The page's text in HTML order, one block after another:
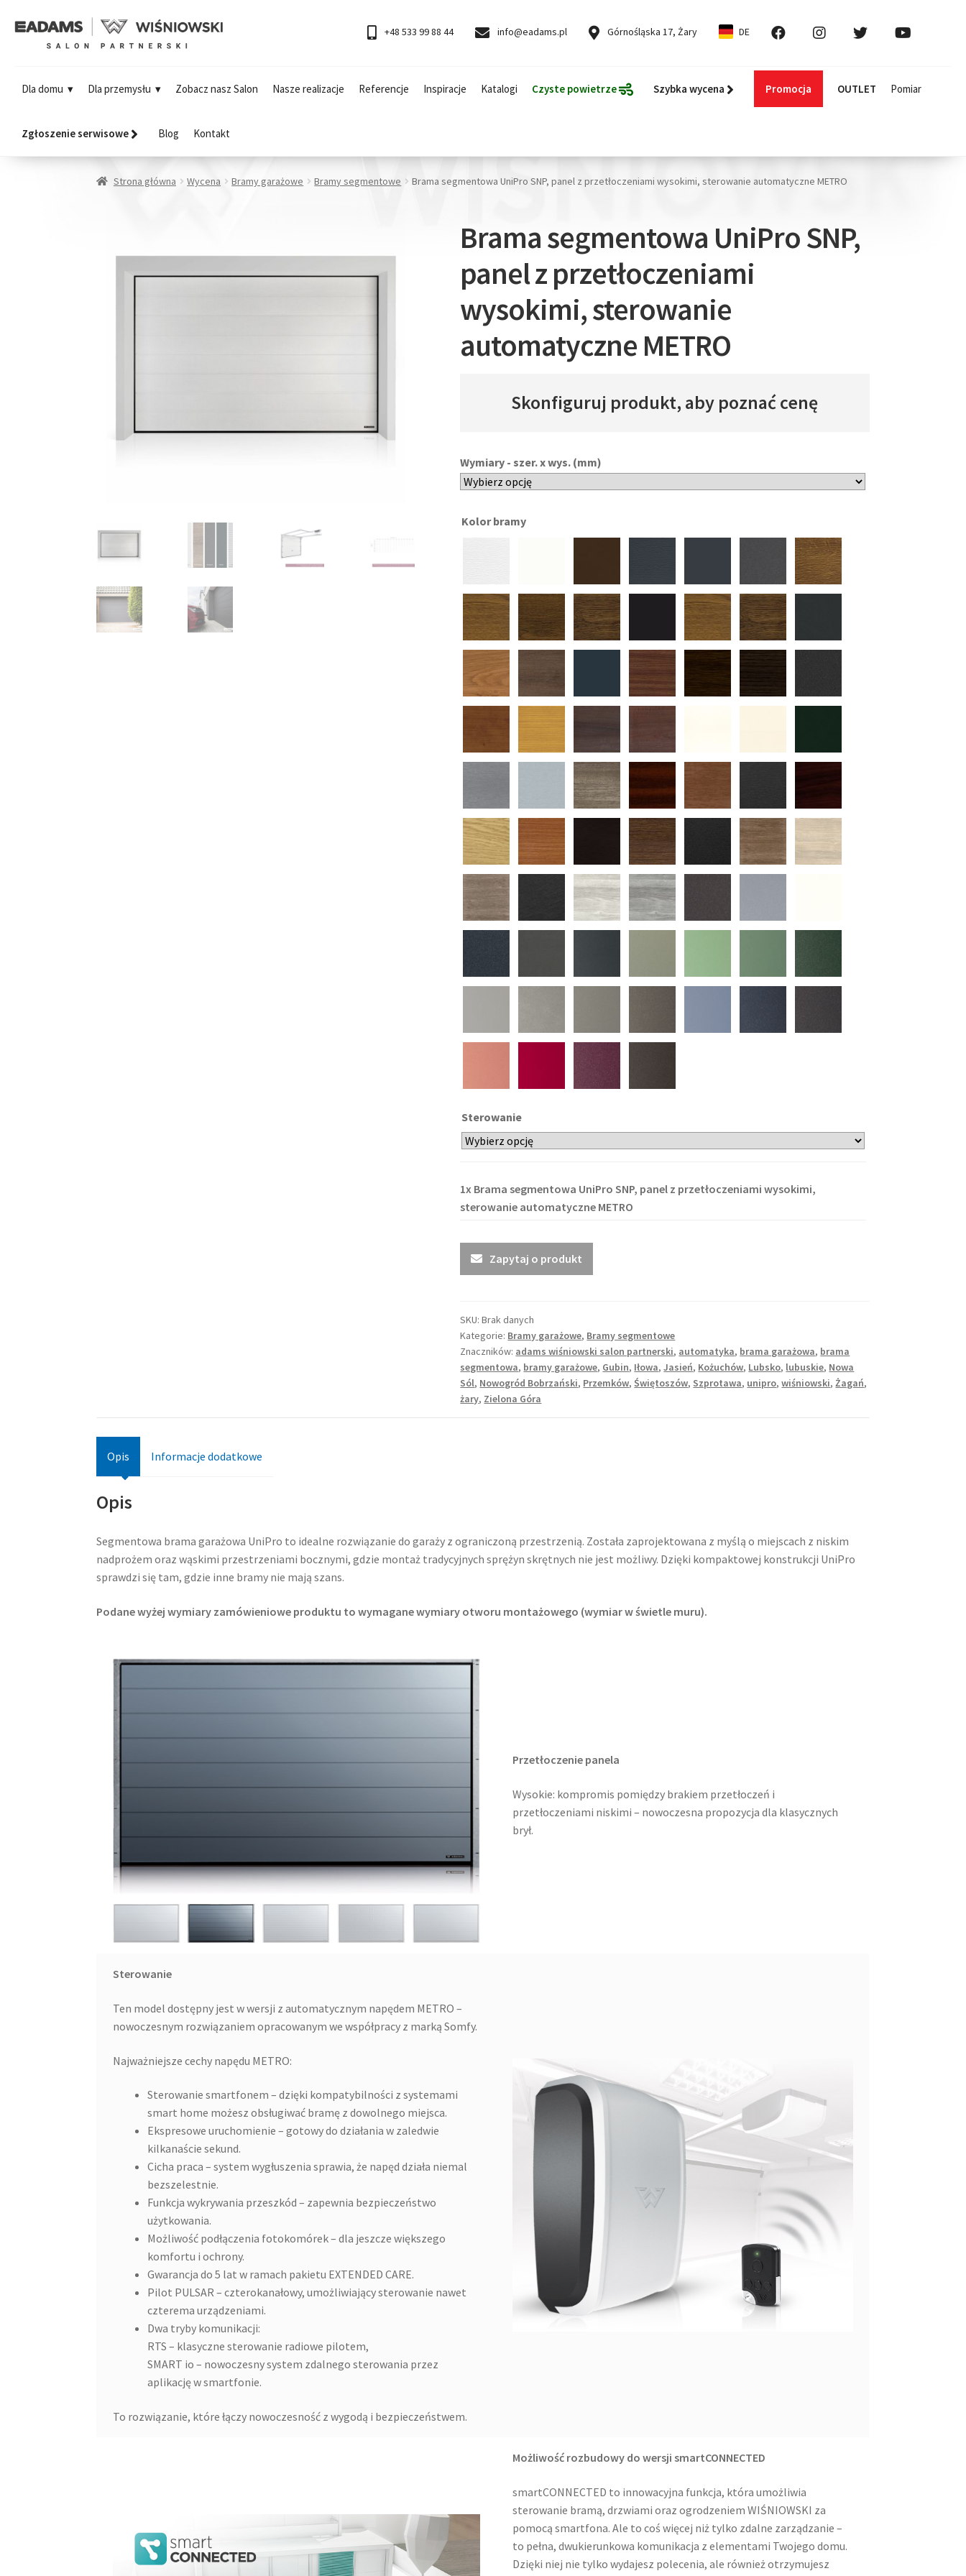
+48 533 99 88 44 info@eadams.pl Górnośląska 17, Żary DE
Dla domu Dla przemysłu Zobacz nasz Salon Nasze realizacje Referencje Inspiracje Katalogi Czyste powietrze Szybka wycena Promocja OUTLET Pomiar
Zgłoszenie serwisowe Blog Kontakt
Strona główna Wycena Bramy garażowe Bramy segmentowe Brama segmentowa UniPro SNP, panel z przetłoczeniami wysokimi, sterowanie automatyczne METRO
Brama segmentowa UniPro SNP,
panel z przetłoczeniami
wysokimi, sterowanie
automatyczne METRO
Skonfiguruj produkt, aby poznać cenę
Wymiary - szer. x wys. (mm)
Kolor bramy
Sterowanie
1x Brama segmentowa UniPro SNP, panel z przetłoczeniami wysokimi,
sterowanie automatyczne METRO
Zapytaj o produkt
SKU:Brak danych
Kategorie: Bramy garażowe, Bramy segmentowe
Znaczników: adams wiśniowski salon partnerski, automatyka, brama garażowa, brama
segmentowa, bramy garażowe, Gubin, Iłowa,Jasień, Kożuchów, Lubsko, lubuskie, Nowa
Sól, Nowogród Bobrzański, Przemków,Świętoszów, Szprotawa, unipro,wiśniowski,Żagań,
żary, Zielona Góra
Opis Informacje dodatkowe
Opis
Segmentowa brama garażowa UniPro to idealne rozwiązanie do garaży z ograniczoną przestrzenią. Została zaprojektowana z myślą o miejscach z niskim
nadprożem oraz wąskimi przestrzeniami bocznymi, gdzie montaż tradycyjnych sprężyn skrętnych nie jest możliwy. Dzięki kompaktowej konstrukcji UniPro
sprawdzi się tam, gdzie inne bramy nie mają szans.
Podane wyżej wymiary zamówieniowe produktu to wymagane wymiary otworu montażowego (wymiar w świetle muru).
Przetłoczenie panela
Wysokie: kompromis pomiędzy brakiem przetłoczeń i
przetłoczeniami niskimi – nowoczesna propozycja dla klasycznych
brył.
Sterowanie
Ten model dostępny jest w wersji z automatycznym napędem METRO –
nowoczesnym rozwiązaniem opracowanym we współpracy z marką Somfy.
Najważniejsze cechy napędu METRO:
Sterowanie smartfonem – dzięki kompatybilności z systemami
smart home możesz obsługiwać bramę z dowolnego miejsca.
Ekspresowe uruchomienie – gotowy do działania w zaledwie
kilkanaście sekund.
Cicha praca – system wygłuszenia sprawia, że napęd działa niemal
bezszelestnie.
Funkcja wykrywania przeszkód – zapewnia bezpieczeństwo
użytkowania.
Możliwość podłączenia fotokomórek – dla jeszcze większego
komfortu i ochrony.
Gwarancja do 5 lat w ramach pakietu EXTENDED CARE.
Pilot PULSAR – czterokanałowy, umożliwiający sterowanie nawet
czterema urządzeniami.
Dwa tryby komunikacji:
RTS – klasyczne sterowanie radiowe pilotem,
SMART io – nowoczesny system zdalnego sterowania przez
aplikację w smartfonie.
To rozwiązanie, które łączy nowoczesność z wygodą i bezpieczeństwem.
Możliwość rozbudowy do wersji smartCONNECTED
smartCONNECTED to innowacyjna funkcja, która umożliwia
sterowanie bramą, drzwiami oraz ogrodzeniem WIŚNIOWSKI za
pomocą smartfona. Ale to coś więcej niż tylko zdalne zarządzanie –
to pełna, dwukierunkowa komunikacja z elementami Twojego domu.
Dzięki niej nie tylko wydajesz polecenia, ale również otrzymujesz